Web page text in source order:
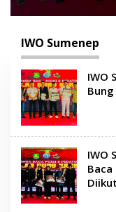
IWO Sumenep
IWO
IWO